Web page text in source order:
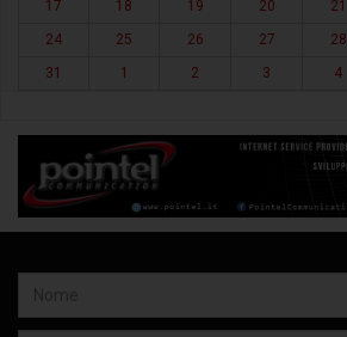
17
18 19 20 21
24
25 26 27 28
31
1 2 3 4